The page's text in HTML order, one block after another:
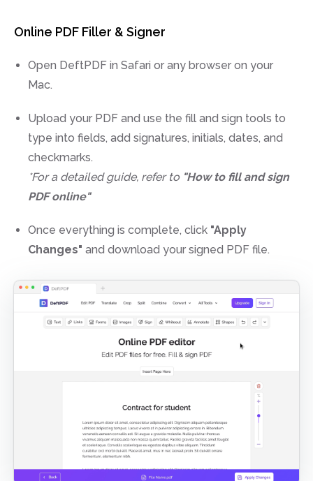
Online PDF Filler & Signer
Open DeftPDF in Safari or any browser on your
Mac.
Upload your PDF and use the fill and sign tools to
type into fields, add signatures, initials, dates, and
checkmarks.
*For a detailed guide, refer to "How to fill and sign
PDF online"
Once everything is complete, click "Apply
Changes" and download your signed PDF file.